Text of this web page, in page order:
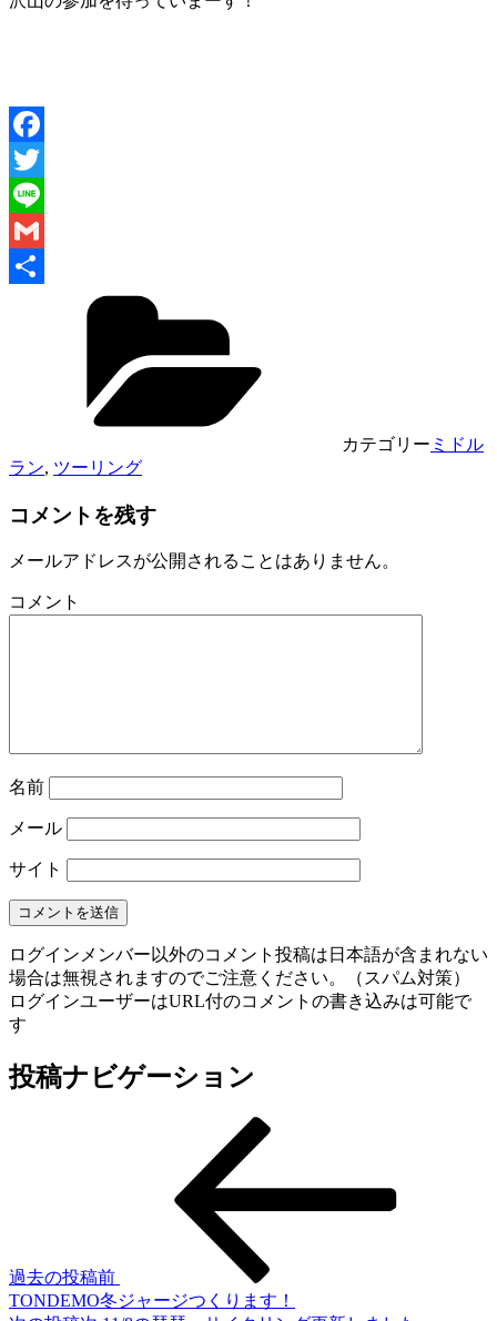
Facebook
Twitter
Line
Gmail
カテゴリー ミドル
ラン, ツーリング
コメントを残す
メールアドレスが公開されることはありません。
コメント
名前
メール
サイト
ログインメンバー以外のコメント投稿は日本語が含まれない
場合は無視されますのでご注意ください。（スパム対策）
ログインユーザーはURL付のコメントの書き込みは可能で
す
投稿ナビゲーション
過去の投稿前
TONDEMO冬ジャージつくります！